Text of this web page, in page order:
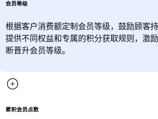
会员等级
根据客户消费额定制会员等级，鼓励顾客
提供不同权益和专属的积分获取规则，激
断晋升会员等级。
累积会员点数